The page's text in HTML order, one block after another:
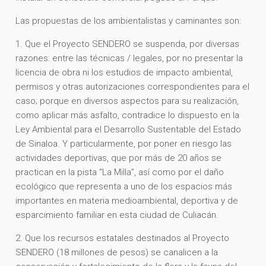
Las propuestas de los ambientalistas y caminantes son:
1. Que el Proyecto SENDERO se suspenda, por diversas
razones: entre las técnicas / legales, por no presentar la
licencia de obra ni los estudios de impacto ambiental,
permisos y otras autorizaciones correspondientes para el
caso; porque en diversos aspectos para su realización,
como aplicar más asfalto, contradice lo dispuesto en la
Ley Ambiental para el Desarrollo Sustentable del Estado
de Sinaloa. Y particularmente, por poner en riesgo las
actividades deportivas, que por más de 20 años se
practican en la pista “La Milla”, así como por el daño
ecológico que representa a uno de los espacios más
importantes en materia medioambiental, deportiva y de
esparcimiento familiar en esta ciudad de Culiacán.
2. Que los recursos estatales destinados al Proyecto
SENDERO (18 millones de pesos) se canalicen a la